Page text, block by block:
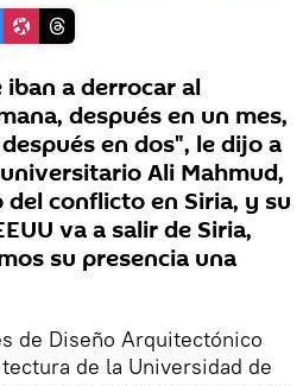
a derrocar al
después en un mes,
en dos", le dijo a
Ali Mahmud,
conflicto en Siria, y su
va a salir de Siria,
su presencia una
de Diseño Arquitectónico
de la Universidad de